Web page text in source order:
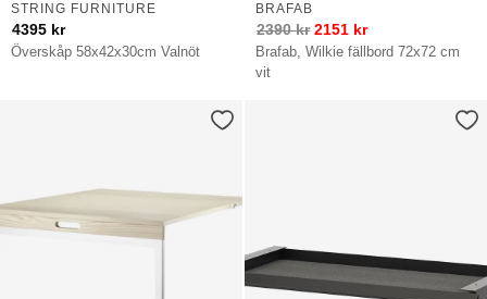
Överskåp 58x42x30cm Valnöt
STRING FURNITURE
4395 kr
Brafab, Wilkie fällbord 72x72 cm
vit
BRAFAB
2390kr 2151 kr